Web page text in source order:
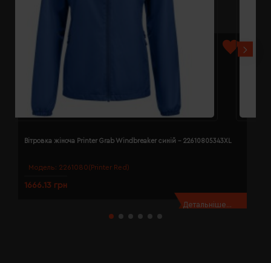
Модель: 2261080(Printer Red)
Вітровка жіноча Printer Grab Windbreaker синій - 22610805343XL
1666.13 грн
Детальніше...